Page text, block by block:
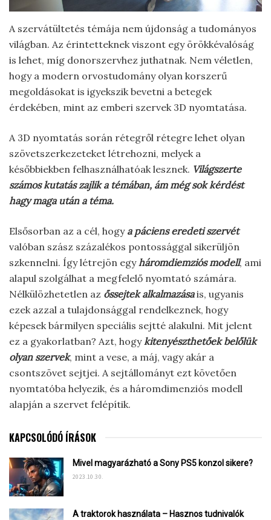
A szervátültetés témája nem újdonság a tudományos
világban. Az érintetteknek viszont egy örökkévalóság
is lehet, míg donorszervhez juthatnak. Nem véletlen,
hogy a modern orvostudomány olyan korszerű
megoldásokat is igyekszik bevetni a betegek
érdekében, mint az emberi szervek 3D nyomtatása.
A 3D nyomtatás során rétegről rétegre lehet olyan
szövetszerkezeteket létrehozni, melyek a
későbbiekben felhasználhatóak lesznek. Világszerte
számos kutatás zajlik a témában, ám még sok kérdést
hagy maga után a téma.
Elsősorban az a cél, hogy a páciens eredeti szervét
valóban szász százalékos pontossággal sikerüljön
szkennelni. Így létrejön egy háromdiemziós modell, ami
alapul szolgálhat a megfelelő nyomtató számára.
Nélkülözhetetlen az őssejtek alkalmazásais, ugyanis
ezek azzal a tulajdonsággal rendelkeznek, hogy
képesek bármilyen speciális sejtté alakulni. Mit jelent
ez a gyakorlatban? Azt, hogy kitenyészthetőek belőlük
olyan szervek, mint a vese, a máj, vagy akár a
csontszövet sejtjei. A sejtállományt ezt követően
nyomtatóba helyezik, és a háromdimenziós modell
alapján a szervet felépítik.
KAPCSOLÓDÓ ÍRÁSOK
Mivel magyarázható a Sony PS5 konzol sikere?
2023.10.30.
A traktorok használata – Hasznos tudnivalók